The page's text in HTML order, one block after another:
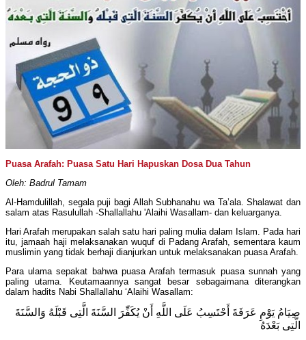
Puasa Arafah: Puasa Satu Hari Hapuskan Dosa Dua Tahun
Oleh: Badrul Tamam
Al-Hamdulillah, segala puji bagi Allah Subhanahu wa Ta’ala. Shalawat dan
salam atas Rasulullah -Shallallahu 'Alaihi Wasallam- dan keluarganya.
Hari Arafah merupakan salah satu hari paling mulia dalam Islam. Pada hari
itu, jamaah haji melaksanakan wuquf di Padang Arafah, sementara kaum
muslimin yang tidak berhaji dianjurkan untuk melaksanakan puasa Arafah.
Para ulama sepakat bahwa puasa Arafah termasuk puasa sunnah yang
paling utama. Keutamaannya sangat besar sebagaimana diterangkan
dalam hadits Nabi Shallallahu ‘Alaihi Wasallam:
صِيَامُ يَوْمِ عَرَفَةَ أَحْتَسِبُ عَلَى اللَّهِ أَنْ يُكَفِّرَ السَّنَةَ الَّتِى قَبْلَهُ وَالسَّنَةَ
الَّتِى بَعْدَهُ